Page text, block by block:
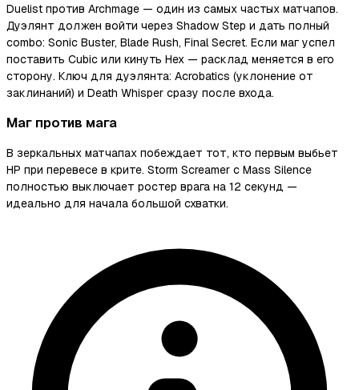
Duelist против Archmage — один из самых частых матчапов.
Дуэлянт должен войти через Shadow Step и дать полный
combo: Sonic Buster, Blade Rush, Final Secret. Если маг успел
поставить Cubic или кинуть Hex — расклад меняется в его
сторону. Ключ для дуэлянта: Acrobatics (уклонение от
заклинаний) и Death Whisper сразу после входа.
Маг против мага
В зеркальных матчапах побеждает тот, кто первым выбьет
HP при перевесе в крите. Storm Screamer с Mass Silence
полностью выключает ростер врага на 12 секунд —
идеально для начала большой схватки.